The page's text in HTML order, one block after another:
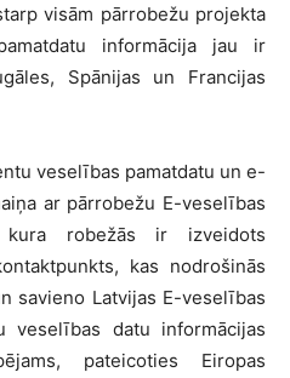
visām pārrobežu projekta
informācija jau ir
Spānijas un Francijas
veselības pamatdatu un e-
ar pārrobežu E-veselības
kura robežās ir izveidots
kas nodrošinās
savieno Latvijas E-veselības
veselības datu informācijas
pateicoties Eiropas